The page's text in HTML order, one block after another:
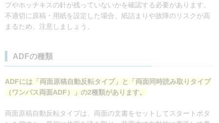
プやホッチキスの針が残っていないかを確認する必要があります。
不適切に原稿・用紙を設定した場合、紙詰まりや故障のリスクが高
まるため、注意しましょう。
ADFの種類
ADFには「両面原稿自動反転タイプ」と「両面同時読み取りタイプ
（ワンパス両面ADF）」の2種類があります。
両面原稿自動反転タイプは、両面の文書をセットしてスタートボタ